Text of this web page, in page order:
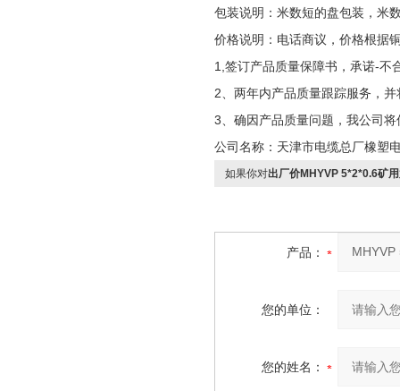
包装说明：米数短的盘包装，米
价格说明：电话商议，价格根据
1,签订产品质量保障书，承诺-不
2、两年内产品质量跟踪服务，
3、确因产品质量问题，我公司
公司名称：天津市电缆总厂橡塑
如果你对出厂价MHYVP 5*2*0.6矿
产品：
您的单位：
您的姓名：